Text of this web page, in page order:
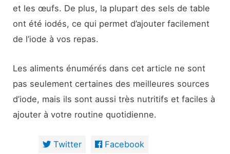
et les œufs. De plus, la plupart des sels de table
ont été iodés, ce qui permet d’ajouter facilement
de l’iode à vos repas.
Les aliments énumérés dans cet article ne sont
pas seulement certaines des meilleures sources
d’iode, mais ils sont aussi très nutritifs et faciles à
ajouter à votre routine quotidienne.
Twitter Facebook